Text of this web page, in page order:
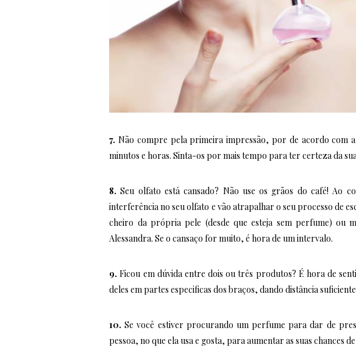
7. Não compre pela primeira impressão, por de acordo com
minutos e horas. Sinta-os por mais tempo para ter certeza da
8. Seu olfato está cansado? Não use os grãos do café! Ao
interferência no seu olfato e vão atrapalhar o seu processo de
cheiro da própria pele (desde que esteja sem perfume) ou
Alessandra. Se o cansaço for muito, é hora de um intervalo.
9. Ficou em dúvida entre dois ou três produtos? É hora de
deles em partes especificas dos braços, dando distância
10. Se você estiver procurando um perfume para dar de
pessoa, no que ela usa e gosta, para aumentar as suas chances